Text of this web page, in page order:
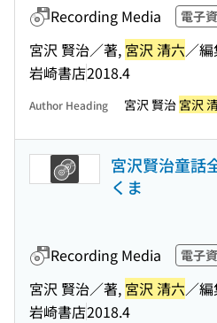
Recording Media 電子
宮沢 賢治／著, 宮沢 清六／
岩崎書店2018.4
Author Heading 宮沢 賢治 宮沢
宮沢賢治童話
くま
Recording Media 電子
宮沢 賢治／著, 宮沢 清六／
岩崎書店2018.4